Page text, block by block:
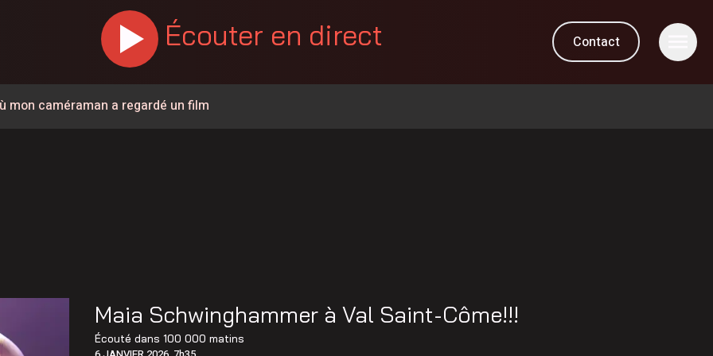
Écouter en direct Contact
mon caméraman a regardé un film
est réparé
contre de faux évaluateurs
Lanaudière
de porcs de Lanaudière–Outaouais–Laurentides
Maia Schwinghammer à Val Saint-Côme!!!
Écouté dans100 000 matins